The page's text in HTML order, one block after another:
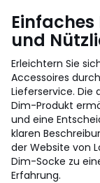
Einfaches
und
Erleichtern Sie
Accessoires
Lieferservice.
Dim-Produkt
und eine
klaren
der Website von
Dim-Socke zu
Erfahrung.